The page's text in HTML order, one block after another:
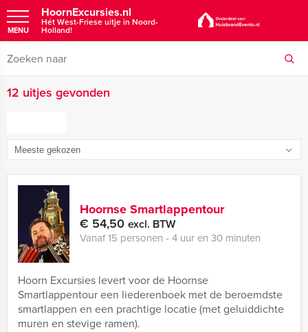
HoornExcursies.nl
Hét West-Friese uitje in Noord-
Holland!
MENU
12 uitjes gevonden
Hoornse Smartlappentour
€ 54,50 excl. BTW
Vanaf 15 personen ‐ 4 uur en 30 minuten
Hoorn Excursies levert voor de Hoornse
Smartlappentour een liederenboek met de beroemdste
smartlappen en een prachtige locatie (met geluiddichte
muren en stevige ramen).